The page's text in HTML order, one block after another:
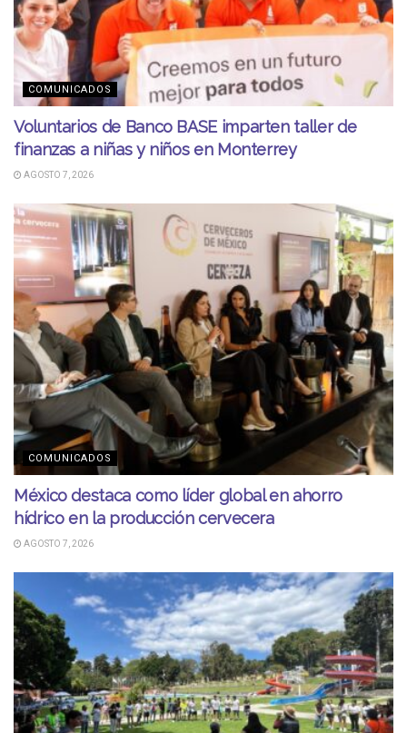
COMUNICADOS
Voluntarios de Banco BASE imparten taller de
finanzas a niñas y niños en Monterrey
AGOSTO 7, 2026
COMUNICADOS
México destaca como líder global en ahorro
hídrico en la producción cervecera
AGOSTO 7, 2026